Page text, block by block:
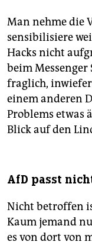
Man nehme die
sensibilisiere
Hacks nicht
beim
fraglich,
einem anderen
Problems etwas
Blick auf den
AfD passt
Nicht betroffen
Kaum jemand
es von dort von